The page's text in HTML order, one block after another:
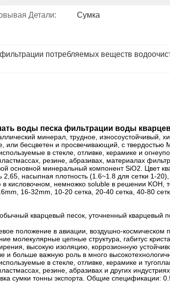
Детали: Сумка
потребляемых веществ
воды песка фильтрации воды
минерал, трудное, износоустойчивый,
или бесцветен и просвечивающий, с твердостью
в стекле, отливке, керамике и
резине, абразивах, материалах
основной минеральный компонент SiO2. Цвет
насыпная плотность (1.6~1.8 для сетки 1-
немножко soluble в решении KOH,
16-32mm, 10-20 сетка, 20-40 сетка, 40-80
кварцевый песок, уточненный кварцевый
положение в авиации, воздушно-космическом
цепные структура, габитус
высокую изоляцию, коррозионную
и больше важную роль в много
в стекле, отливке, керамике и
резине, абразивах и других
сумки тонны экспорта. Общие спецификации: